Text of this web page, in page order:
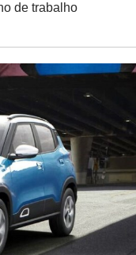
de trabalho